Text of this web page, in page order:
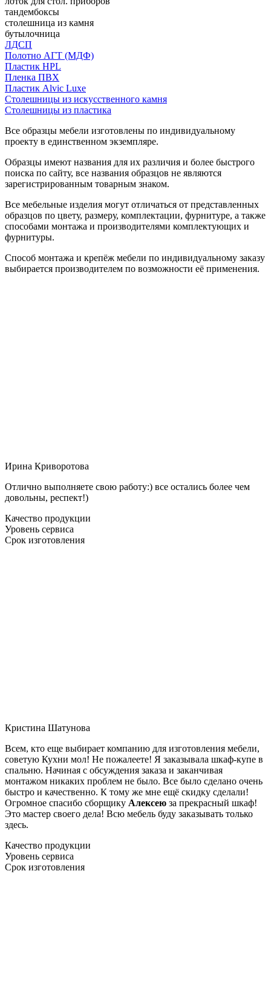
тандембоксы
столешница из камня
бутылочница
ЛДСП
Полотно АГТ (МДФ)
Пластик HPL
Пленка ПВХ
Пластик Alvic Luxe
Столешницы из искусственного камня
Столешницы из пластика
Все образцы мебели изготовлены по индивидуальному
проекту в единственном экземпляре.
Образцы имеют названия для их различия и более быстрого
поиска по сайту, все названия образцов не являются
зарегистрированным товарным знаком.
Все мебельные изделия могут отличаться от представленных
образцов по цвету, размеру, комплектации, фурнитуре, а также
способами монтажа и производителями комплектующих и
фурнитуры.
Способ монтажа и крепёж мебели по индивидуальному заказу
выбирается производителем по возможности её применения.
Ирина Криворотова
Отлично выполняете свою работу:) все остались более чем
довольны, респект!)
Качество продукции
Уровень сервиса
Срок изготовления
Кристина Шатунова
Всем, кто еще выбирает компанию для изготовления мебели,
советую Кухни мол! Не пожалеете! Я заказывала шкаф-купе в
спальню. Начиная с обсуждения заказа и заканчивая
монтажом никаких проблем не было. Все было сделано очень
быстро и качественно. К тому же мне ещё скидку сделали!
Огромное спасибо сборщику Алексею за прекрасный шкаф!
Это мастер своего дела! Всю мебель буду заказывать только
здесь.
Качество продукции
Уровень сервиса
Срок изготовления